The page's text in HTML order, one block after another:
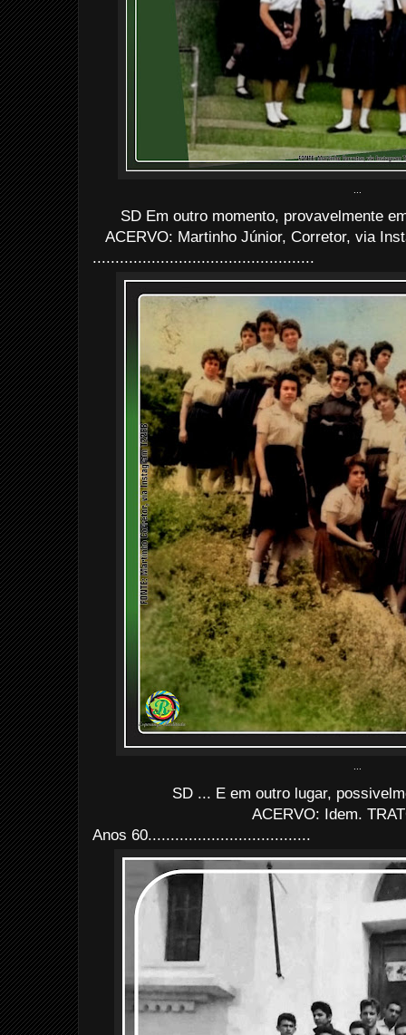
SD Em outro momento, provavelmente
ACERVO: Martinho Júnior, Corretor, via
.................................................
SD ... E em outro lugar,
ACERVO: Idem.
Anos 60....................................